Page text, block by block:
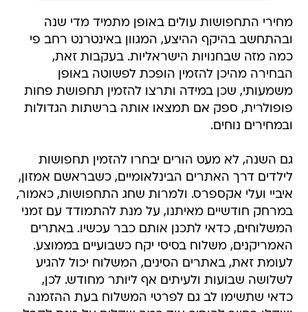
מחירי התחפושות עולים באופן מתמיד מדי שנה
ובהתחשב בהיקף ההיצע, המגוון באינטרנט רחב פי
כמה מזה שבחנויות הישראליות. בעקבות זאת,
הבחירה מהיכן להזמין הופכת לפשוטה באופן
משמעותי, שכן במידה ותרצו להזמין תחפושת פחות
פופולרית, ספק אם תמצאו אותה ברשתות הגדולות
ובמחירים נוחים.
גם השנה, לא מעט הורים יבחרו להזמין תחפושות
לילדים דרך האתרים הבינלאומיים, כשבראשם אמזון,
איביי ועלי אקספרס. ולמרות שחג התחפושות, כאמור,
במרחק חודשיים מאיתנו, על מנת להתמודד עם זמני
המשלוחים, כדאי לתכנן אותם כבר עכשיו. באתרים
האמריקנים, משלוח בסיסי יקח כשבועיים בממוצע.
לעומת זאת, באתרים הסינים, המשלוח יכול להגיע
לשלושה שבועות ולעיתים אף ליותר מחודש. לכן,
כדאי שתשימו לב גם לפרטי המשלוח בעת ההזמנה